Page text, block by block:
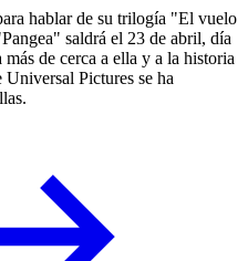
hablar de su trilogía "El vuelo
saldrá el 23 de abril, día
de cerca a ella y a la historia
Universal Pictures se ha